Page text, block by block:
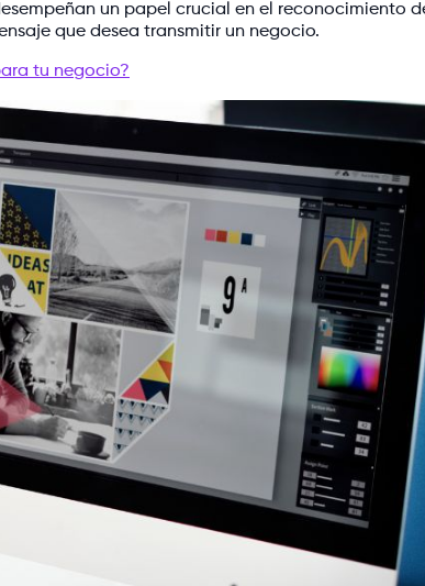
un papel crucial en el reconocimiento
que desea transmitir un negocio.
tu negocio?